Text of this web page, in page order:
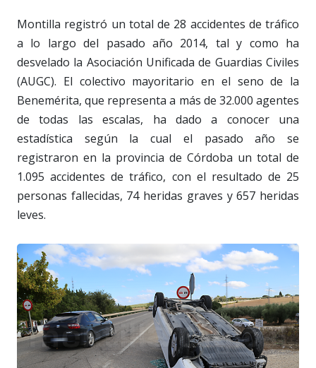
Montilla registró un total de 28 accidentes de tráfico
a lo largo del pasado año 2014, tal y como ha
desvelado la Asociación Unificada de Guardias Civiles
(AUGC). El colectivo mayoritario en el seno de la
Benemérita, que representa a más de 32.000 agentes
de todas las escalas, ha dado a conocer una
estadística según la cual el pasado año se
registraron en la provincia de Córdoba un total de
1.095 accidentes de tráfico, con el resultado de 25
personas fallecidas, 74 heridas graves y 657 heridas
leves.